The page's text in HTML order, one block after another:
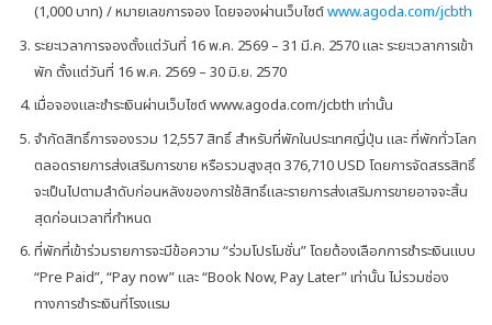
(1,000บาท) /หมายเลขการจอง โดยจองผ่านเว็บไซต์www.agoda.com/jcbth
ระยะเวลาการจองตั้งแต่วันที่ 16พ.ค. 2569 – 31มี.ค. 2570และ ระยะเวลาการเข้า
พัก ตั้งแต่วันที่ 16พ.ค. 2569 – 30 มิ.ย. 2570
เมื่อจองและชำระเงินผ่านเว็บไซต์www.agoda.com/jcbthเท่านั้น
จำกัดสิทธิ์การจองรวม 12,557 สิทธิ์ สำหรับที่พักในประเทศญี่ปุ่น และ ที่พักทั่วโลก
ตลอดรายการส่งเสริมการขาย หรือรวมสูงสุด376,710 USDโดยการจัดสรรสิทธิ์
จะเป็นไปตามลำดับก่อนหลังของการใช้สิทธิ์และรายการส่งเสริมการขายอาจจะสิ้น
สุดก่อนเวลาที่กำหนด
ที่พักที่เข้าร่วมรายการจะมีข้อความ “ร่วมโปรโมชั่น” โดยต้องเลือกการชำระเงินแบบ
“Pre Paid”, “Pay now”และ “Book Now, Pay Later”เท่านั้น ไม่รวมช่อง
ทางการชำระเงินที่โรงแรม